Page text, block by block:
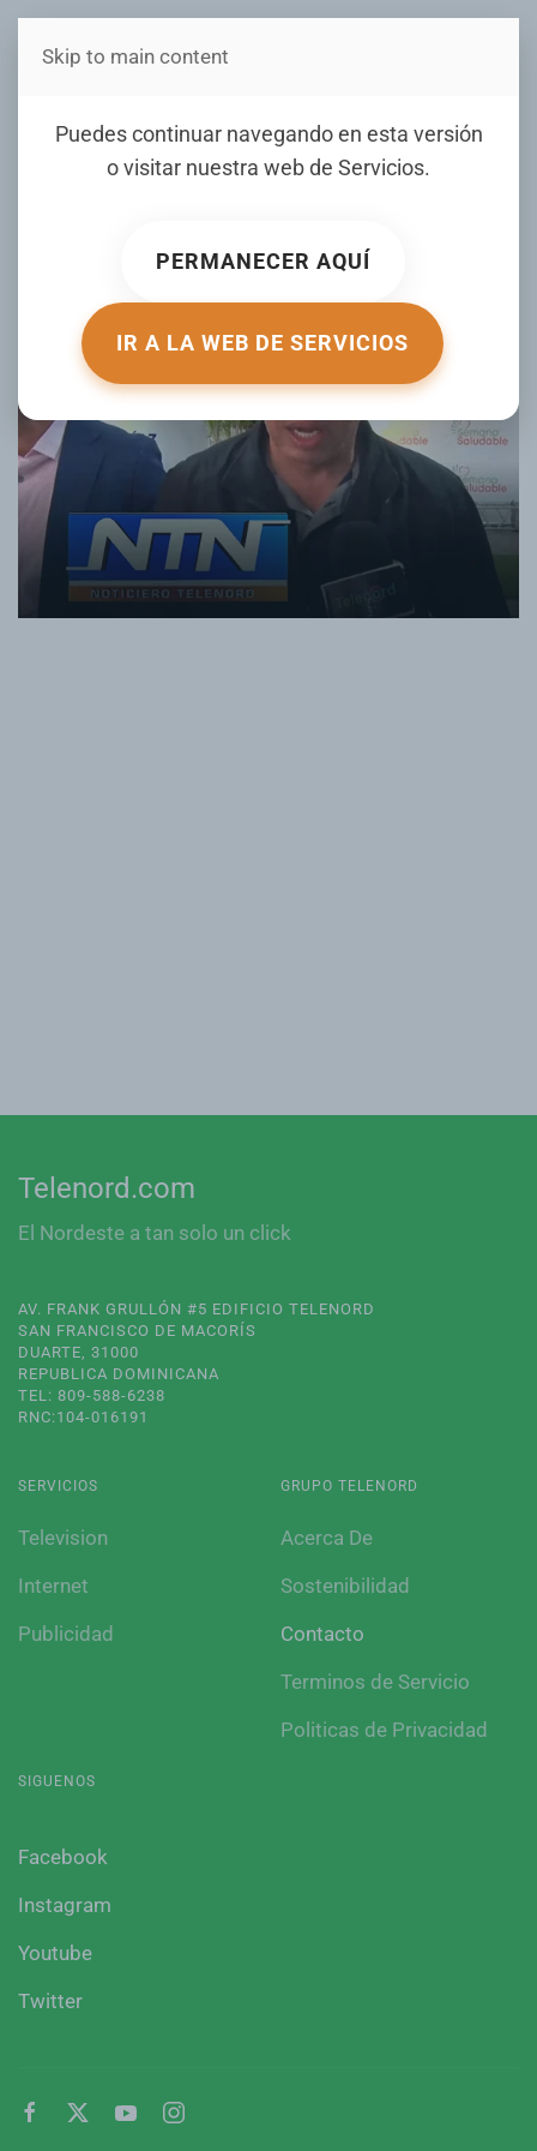
Estás en Telenord Medios
Puedes continuar navegando en esta versión
o visitar nuestra web de Servicios.
PERMANECER AQUÍ
IR A LA WEB DE SERVICIOS
Skip to main content
Alcalde de SFM asegura el
gobierno está trabajando
Telenord.com
El Nordeste a tan solo un click
AV. FRANK GRULLÓN #5 EDIFICIO TELENORD
SAN FRANCISCO DE MACORÍS
DUARTE, 31000
REPUBLICA DOMINICANA
TEL: 809-588-6238
RNC:104-016191
SERVICIOS
Television
Internet
Publicidad
GRUPO TELENORD
Acerca De
Sostenibilidad
Contacto
Terminos de Servicio
Politicas de Privacidad
SIGUENOS
Facebook
Instagram
Youtube
Twitter